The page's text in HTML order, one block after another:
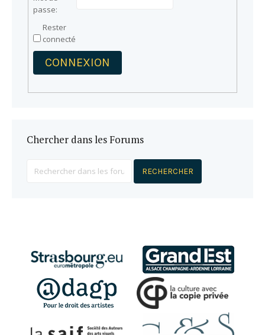
passe:
Rester
connecté
CONNEXION
Chercher dans les Forums